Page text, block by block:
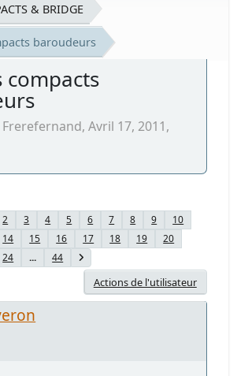
& BRIDGE
baroudeurs
compacts
Avril 17, 2011,
2 3 4 5 6 7 8 9
10
14 15 16 17 18 19
20
24 ... 44
Actions de l'utilisateur